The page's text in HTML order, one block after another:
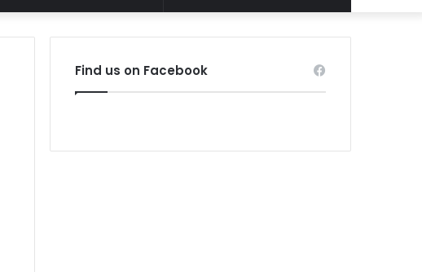
for
Find us on Facebook